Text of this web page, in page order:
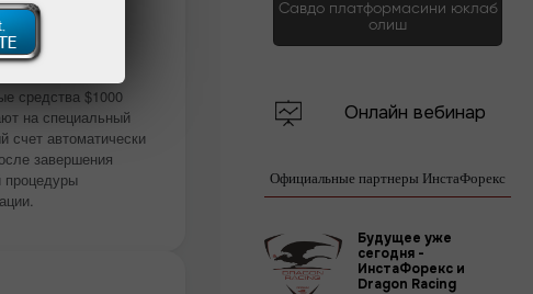
средства $1000
на специальный
счет автоматически
завершения
процедуры
Савдо платформасини юклаб
олиш
Онлайн вебинар
Официальные партнеры ИнстаФорекс
Будущее уже
сегодня -
ИнстаФорекс и
Dragon Racing